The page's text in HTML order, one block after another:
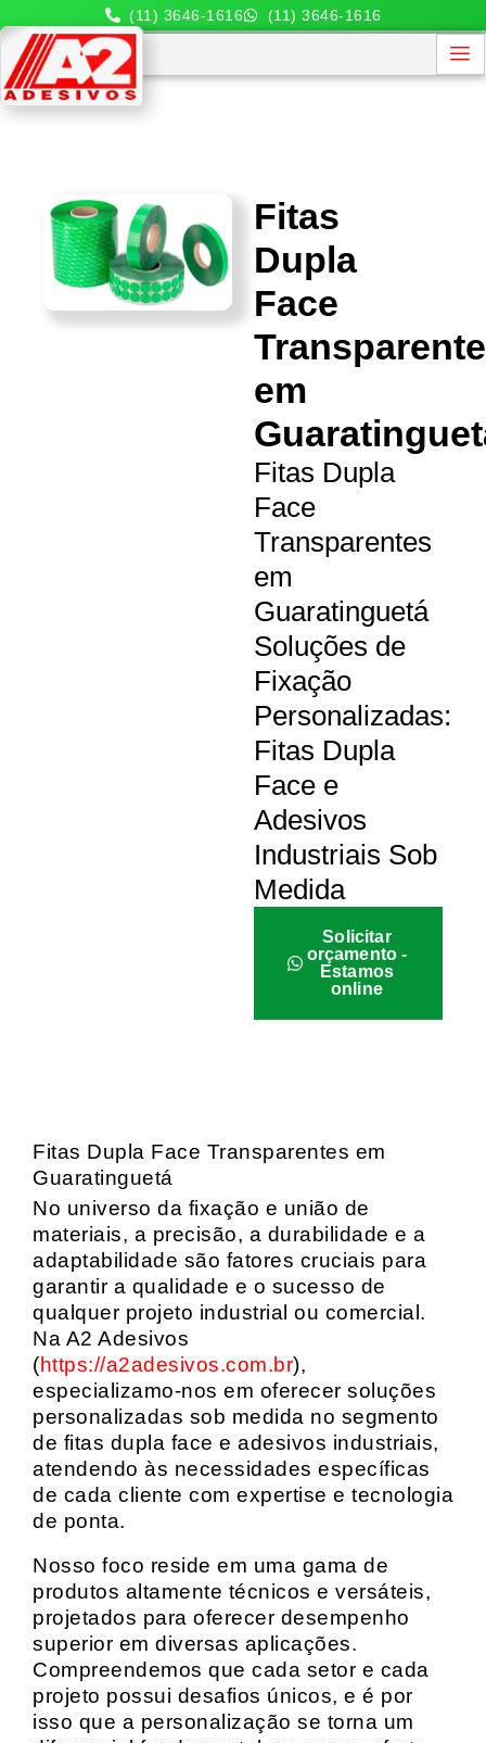
(11) 3646-1616 (11) 3646-1616
Fitas
Dupla
Face
em
Fitas Dupla
Face
Transparentes
em
Guaratinguetá
Soluções de
Fixação
Personalizadas:
Fitas Dupla
Face e
Adesivos
Industriais Sob
Medida
Solicitar
orçamento -
Estamos
online
Fitas Dupla Face Transparentes em
Guaratinguetá
No universo da fixação e união de
materiais, a precisão, a durabilidade e a
adaptabilidade são fatores cruciais para
garantir a qualidade e o sucesso de
qualquer projeto industrial ou comercial.
Na A2 Adesivos
(https://a2adesivos.com.br),
especializamo-nos em oferecer soluções
personalizadas sob medida no segmento
de fitas dupla face e adesivos industriais,
atendendo às necessidades específicas
de cada cliente com expertise e tecnologia
de ponta.
Nosso foco reside em uma gama de
produtos altamente técnicos e versáteis,
projetados para oferecer desempenho
superior em diversas aplicações.
Compreendemos que cada setor e cada
projeto possui desafios únicos, e é por
isso que a personalização se torna um